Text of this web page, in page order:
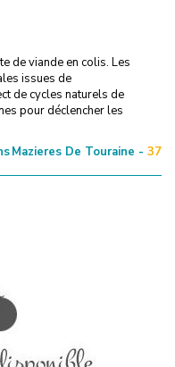
de viande en colis. Les
issues de
de cycles naturels de
pour déclencher les
Mazieres De Touraine - 37